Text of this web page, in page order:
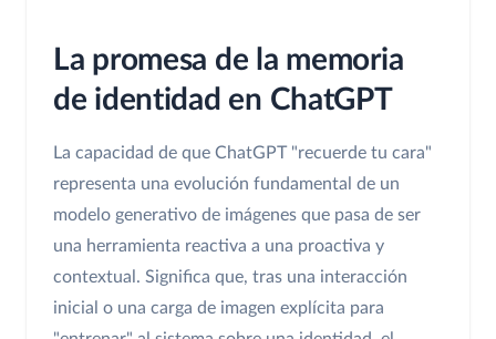
La promesa de la memoria
de identidad en ChatGPT
La capacidad de que ChatGPT "recuerde tu cara"
representa una evolución fundamental de un
modelo generativo de imágenes que pasa de ser
una herramienta reactiva a una proactiva y
contextual. Significa que, tras una interacción
inicial o una carga de imagen explícita para